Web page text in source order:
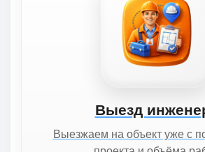
Выезд
Выезжаем на объект уже с